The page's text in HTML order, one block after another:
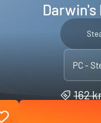
Darwin's
PC -
162